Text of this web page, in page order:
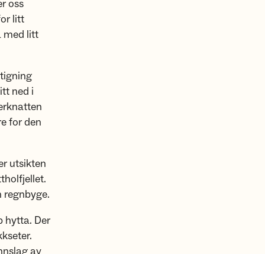
oss
litt
med litt
ned i
for den
utsikten
hytta. Der
av